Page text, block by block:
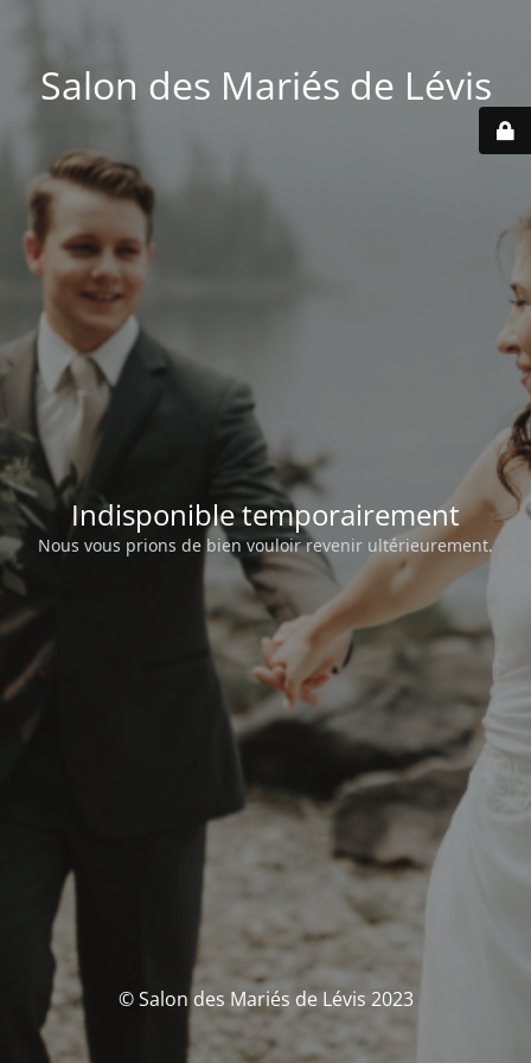
Salon des Mariés de Lévis
Indisponible temporairement
Nous vous prions de bien vouloir revenir ultérieurement.
© Salon des Mariés de Lévis 2023